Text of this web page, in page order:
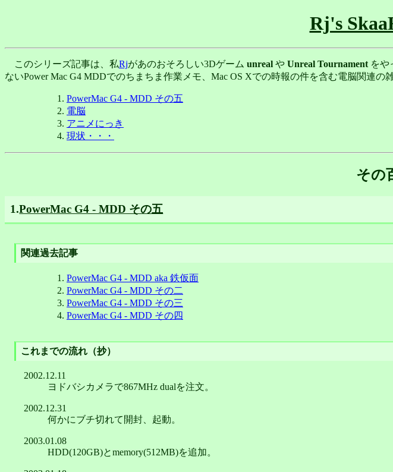
Rj's
このシリーズ記事は、私Rjがあのおそろしい3Dゲーム unreal や Unreal Tournament をや
ないPower Mac G4 MDDでのちまちま作業メモ、Mac OS Xでの時報の件を含む電脳関連の
PowerMac G4 - MDD その五
電脳
アニメにっき
現状・・・
その
1.PowerMac G4 - MDD その五
関連過去記事
PowerMac G4 - MDD aka 鉄仮面
PowerMac G4 - MDD その二
PowerMac G4 - MDD その三
PowerMac G4 - MDD その四
これまでの流れ（抄）
2002.12.11
ヨドバシカメラで867MHz dualを注文。
2002.12.31
何かにブチ切れて開封、起動。
2003.01.08
HDD(120GB)とmemory(512MB)を追加。